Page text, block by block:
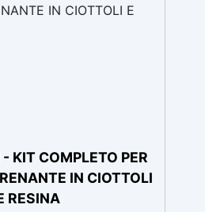
autolivellante,
duraturo e con finitura
KIT COMPLETO PER
IN CIOTTOLI
RESINA